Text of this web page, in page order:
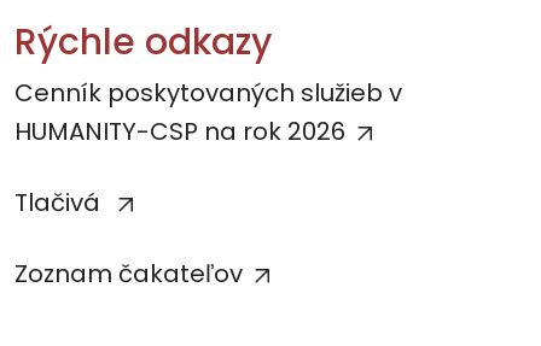
Rýchle odkazy
Cenník poskytovaných služieb v
HUMANITY-CSP na rok 2026
Tlačivá
Zoznam čakateľov